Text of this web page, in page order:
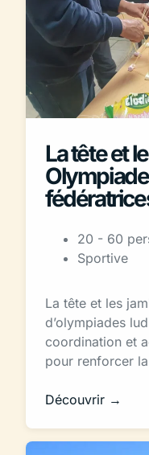
La tête et
20 - 60
Sportive
La tête et les
d’olympiades
coordination et
pour renforcer
Découvrir →